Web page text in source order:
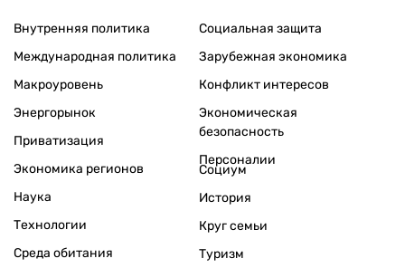
Внутренняя политика
Международная политика
Макроуровень
Энергорынок
Приватизация
Экономика регионов
Социальная защита
Зарубежная экономика
Конфликт интересов
Экономическая
безопасность
Персоналии
Наука
Технологии
Среда обитания
Социум
История
Круг семьи
Туризм